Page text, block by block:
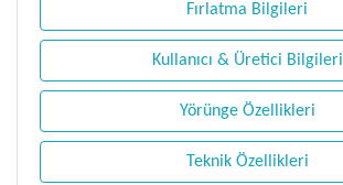
Fırlatma Bilgileri
Kullanıcı & Üretici Bilgileri
Yörünge Özellikleri
Teknik Özellikleri